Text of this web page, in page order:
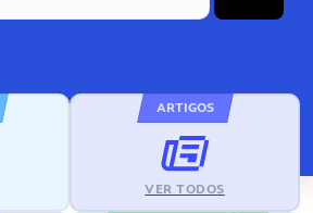
ARTIGOS
VER TODOS